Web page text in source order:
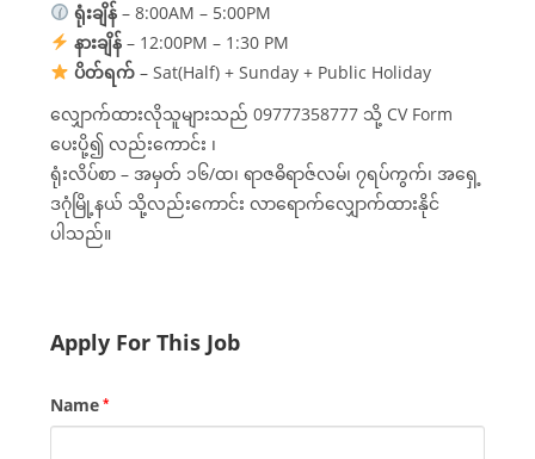
ရုံးချိန် – 8:00AM – 5:00PM
နားချိန် – 12:00PM – 1:30 PM
ပိတ်ရက် – Sat(Half) + Sunday + Public Holiday
လျှောက်ထားလိုသူများသည် 09777358777 သို့ CV Form
ပေးပို့၍ လည်းကောင်း ၊
ရုံးလိပ်စာ – အမှတ် ၁၆/ထ၊ ရာဇဓိရာဇ်လမ်၊ ၇ရပ်ကွက်၊ အရှေ့
ဒဂုံမြို့နယ် သို့လည်း‌ကောင်း လာရောက်လျှောက်ထားနိုင်
ပါသည်။
Apply For This Job
Name *